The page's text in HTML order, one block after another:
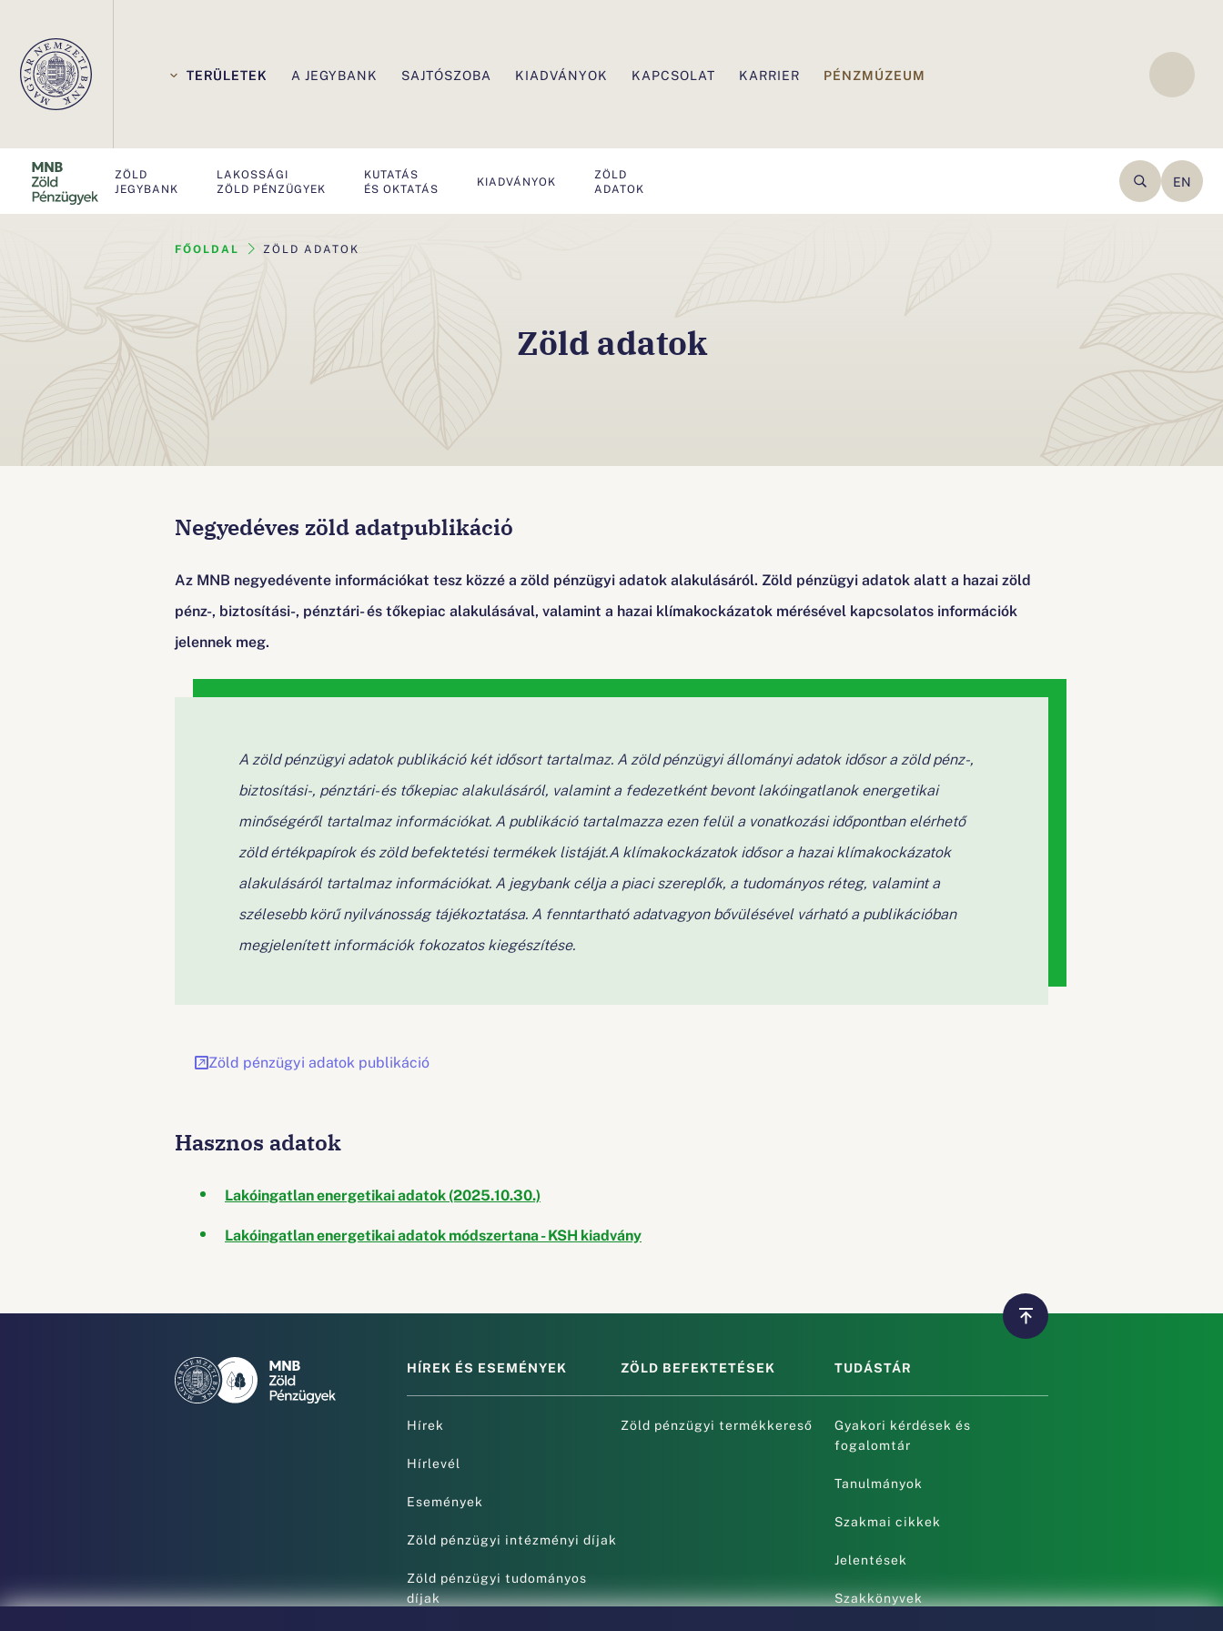
l
ő
d
l
g
e
s
v
i
g
á
TERÜLETEK A JEGYBANK SAJTÓSZOBA KIADVÁNYOK KAPCSOLAT KARRIER PÉNZMÚZEUM
ZÖLD
JEGYBANK
LAKOSSÁGI
ZÖLD PÉNZÜGYEK
KUTATÁS
ÉS OKTATÁS
KIADVÁNYOK
ZÖLD
ADATOK
EN
FŐOLDAL ZÖLD ADATOK
Zöld adatok
Negyedéves zöld adatpublikáció
Az MNB negyedévente információkat tesz közzé a zöld pénzügyi adatok alakulásáról. Zöld pénzügyi adatok alatt a hazai zöld
pénz-, biztosítási-, pénztári- és tőkepiac alakulásával, valamint a hazai klímakockázatok mérésével kapcsolatos információk
jelennek meg.
A zöld pénzügyi adatok publikáció két idősort tartalmaz. A zöld pénzügyi állományi adatok idősor a zöld pénz-,
biztosítási-, pénztári- és tőkepiac alakulásáról, valamint a fedezetként bevont lakóingatlanok energetikai
minőségéről tartalmaz információkat. A publikáció tartalmazza ezen felül a vonatkozási időpontban elérhető
zöld értékpapírok és zöld befektetési termékek listáját.A klímakockázatok idősor a hazai klímakockázatok
alakulásáról tartalmaz információkat. A jegybank célja a piaci szereplők, a tudományos réteg, valamint a
szélesebb körű nyilvánosság tájékoztatása. A fenntartható adatvagyon bővülésével várható a publikációban
megjelenített információk fokozatos kiegészítése.
Zöld pénzügyi adatok publikáció
Hasznos adatok
Lakóingatlan energetikai adatok (2025.10.30.)
Lakóingatlan energetikai adatok módszertana - KSH kiadvány
HÍREK ÉS ESEMÉNYEK
Hírek
Hírlevél
Események
Zöld pénzügyi intézményi díjak
Zöld pénzügyi tudományos
díjak
ZÖLD BEFEKTETÉSEK
Zöld pénzügyi termékkereső
TUDÁSTÁR
Gyakori kérdések és
fogalomtár
Tanulmányok
Szakmai cikkek
Jelentések
Szakkönyvek